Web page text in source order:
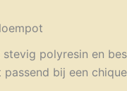
polyresin en
bij een